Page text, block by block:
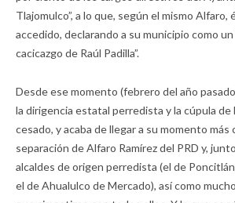
Tlajomulco”, a lo que, según el mismo Alfaro,
accedido, declarando a su municipio como
cacicazgo de Raúl Padilla”.
Desde ese momento (febrero del año
la dirigencia estatal perredista y la cúpula de
cesado, y acaba de llegar a su momento más
separación de Alfaro Ramírez del PRD y,
alcaldes de origen perredista (el de
el de Ahualulco de Mercado), así como